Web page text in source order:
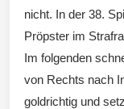
nicht. In der 38.
Pröpster im
Im folgenden
von Rechts nach
goldrichtig und